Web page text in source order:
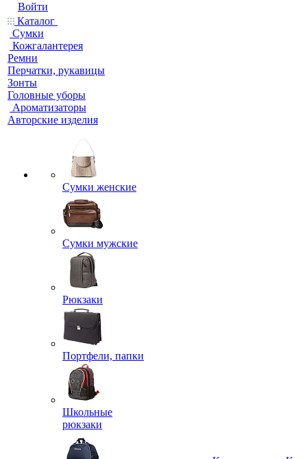
Войти
Каталог
Сумки
Кожгалантерея
Ремни
Перчатки, рукавицы
Зонты
Головные уборы
Ароматизаторы
Авторские изделия
Сумки женские
Сумки мужские
Рюкзаки
Портфели, папки
Школьные
рюкзаки